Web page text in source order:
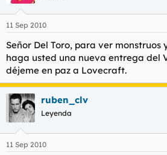
11 Sep 2010
Señor Del Toro, para ver
haga usted una nueva entrega del
déjeme en paz a Lovecraft.
ruben_clv
Leyenda
11 Sep 2010